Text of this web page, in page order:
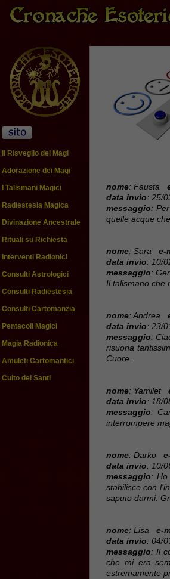
Il Risveglio dei Magi
Adorazione dei Magi
I Talismani Magici
Radiestesia Magica
Divinazione Ancestrale
Rituali su Richiesta
Interventi Radionici
Consulti Astrologici
Consulti Radiestesia
Consulti Cartomanzia
Pentacoli Magici
Magia Radionica
Amuleti Cartomantici
Culto dei Santi
nome: Fausta
data invio: 25/
messaggio:
quelle acque
nome: Sara e-
data invio: 10/
messaggio:
Il talismano che
nome: Andrea
data invio: 23/
messaggio:
risuona
Cuore.
nome: Yamilet
data invio: 18/
messaggio:
interrompere
nome: Darko
data invio: 10/
messaggio: Ho
stabilisce con
saputo darmi.
nome: Lisa e-
data invio: 04/
messaggio: Il
che mi era
estremamente